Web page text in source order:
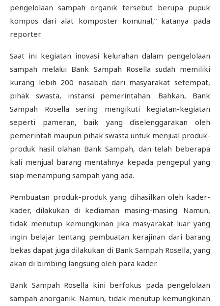
pengelolaan sampah organik tersebut berupa pupuk
kompos dari alat komposter komunal,” katanya pada
reporter.
Saat ini kegiatan inovasi kelurahan dalam pengelolaan
sampah melalui Bank Sampah Rosella sudah memiliki
kurang lebih 200 nasabah dari masyarakat setempat,
pihak swasta, instansi pemerintahan. Bahkan, Bank
Sampah Rosella sering mengikuti kegiatan-kegiatan
seperti pameran, baik yang diselenggarakan oleh
pemerintah maupun pihak swasta untuk menjual produk-
produk hasil olahan Bank Sampah, dan telah beberapa
kali menjual barang mentahnya kepada pengepul yang
siap menampung sampah yang ada.
Pembuatan produk-produk yang dihasilkan oleh kader-
kader, dilakukan di kediaman masing-masing. Namun,
tidak menutup kemungkinan jika masyarakat luar yang
ingin belajar tentang pembuatan kerajinan dari barang
bekas dapat juga dilakukan di Bank Sampah Rosella, yang
akan di bimbing langsung oleh para kader.
Bank Sampah Rosella kini berfokus pada pengelolaan
sampah anorganik. Namun, tidak menutup kemungkinan